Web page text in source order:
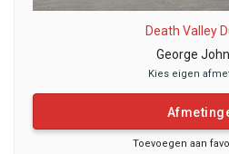
Death Valley
George
Kies eigen
Toevoegen aan